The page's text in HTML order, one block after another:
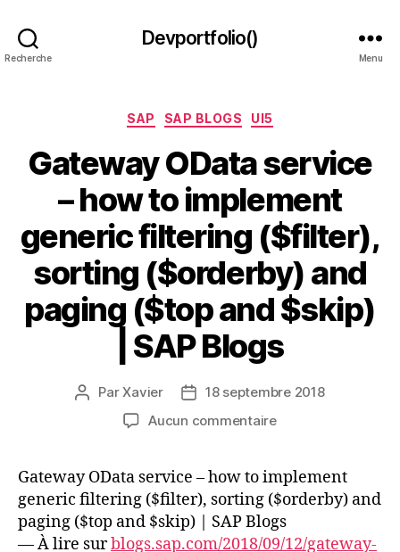
Recherche
Devportfolio()
Menu
Catégories
SAP SAP BLOGS UI5
Gateway OData service
– how to implement
generic filtering ($filter),
sorting ($orderby) and
paging ($top and $skip)
| SAP Blogs
Auteur
l’article
ParXavier
Date18 septembre 2018
Aucun commentairesur
service
–
how
to
Gateway OData service – how to implement
generic filtering ($filter), sorting ($orderby) and
paging ($top and $skip) | SAP Blogs
— À lire surblogs.sap.com/2018/09/12/gateway-